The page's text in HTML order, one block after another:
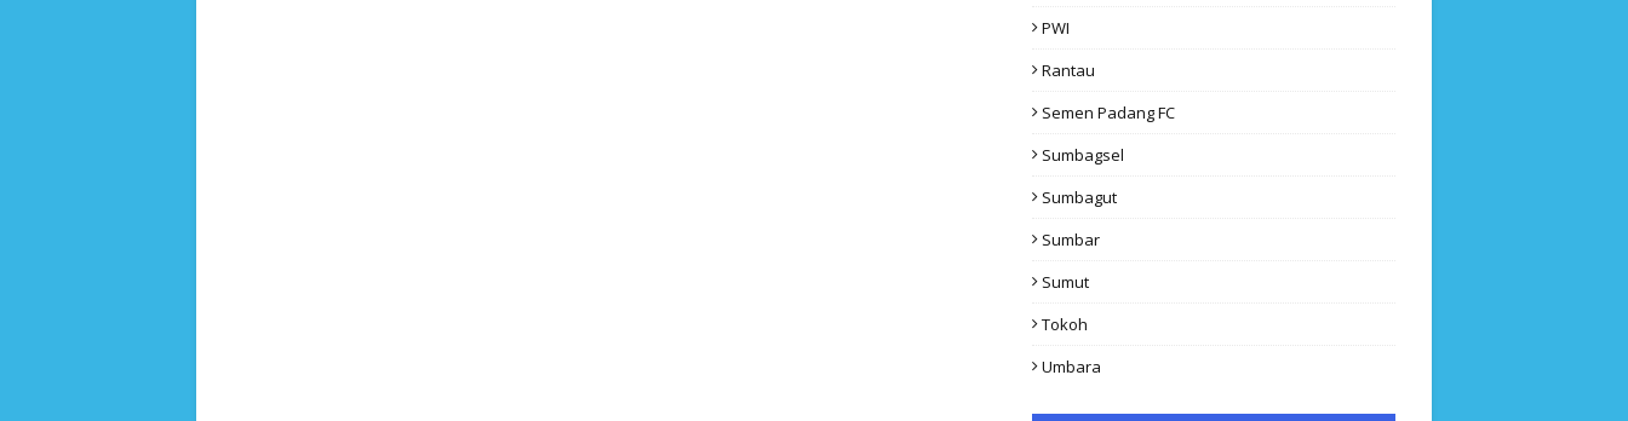
PWI
Rantau
Semen Padang FC
Sumbagsel
Sumbagut
Sumbar
Sumut
Tokoh
Umbara